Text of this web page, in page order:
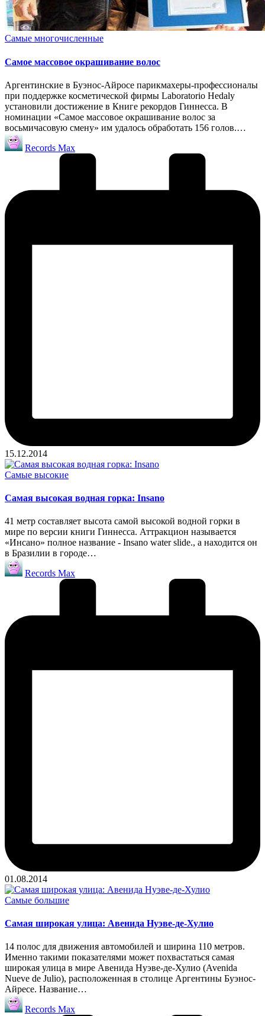
Опубликовано
Самые многочисленные
Самое массовое окрашивание волос
Аргентинские в Буэнос-Айросе парикмахеры-профессионалы
при поддержке косметической фирмы Laboratorio Hedaly
установили достижение в Книге рекордов Гиннесса. В
номинации «Самое массовое окрашивание волос за
восьмичасовую смену» им удалось обработать 156 голов.…
Запись
от
Records Max
15.12.2014
Опубликовано
Самые высокие
Самая высокая водная горка: Insano
41 метр составляет высота самой высокой водной горки в
мире по версии книги Гиннесса. Аттракцион называется
«Инсано» полное название - Insano water slide., а находится он
в Бразилии в городе…
Запись
от
Records Max
01.08.2014
Опубликовано
Самые большие
Самая широкая улица: Авенида Нуэве-де-Хулио
14 полос для движения автомобилей и ширина 110 метров.
Именно такими показателями может похвастаться самая
широкая улица в мире Авенида Нуэве-де-Хулио (Avenida
Nueve de Julio), расположенная в столице Аргентины Буэнос-
Айресе. Название…
Запись
от
Records Max